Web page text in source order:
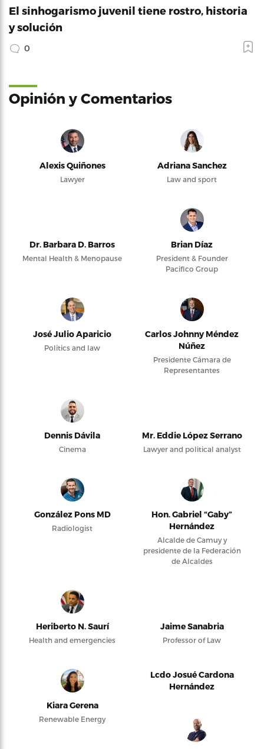
El sinhogarismo juvenil tiene rostro, historia
y solución
0
Opinión y Comentarios
Alexis Quiñones
Lawyer
Adriana Sanchez
Law and sport
Dr. Barbara D. Barros
Mental Health & Menopause
Brian Díaz
President & Founder
Pacifico Group
José Julio Aparicio
Politics and law
Carlos Johnny Méndez
Núñez
Presidente Cámara de
Representantes
Dennis Dávila
Cinema
Mr. Eddie López Serrano
Lawyer and political analyst
González Pons MD
Radiologist
Hon. Gabriel “Gaby”
Hernández
Alcalde de Camuy y
presidente de la Federación
de Alcaldes
Heriberto N. Saurí
Health and emergencies
Jaime Sanabria
Professor of Law
Kiara Gerena
Renewable Energy
Lcdo Josué Cardona
Hernández